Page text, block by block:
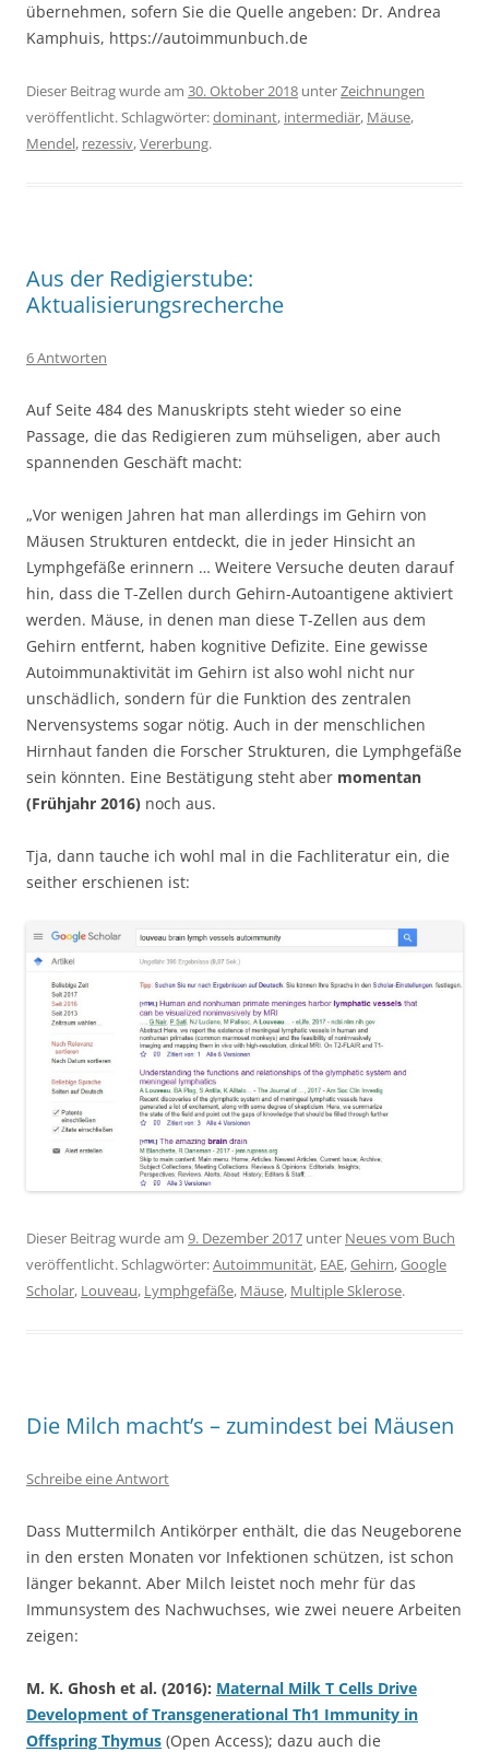
übernehmen, sofern Sie die Quelle angeben: Dr. Andrea
Kamphuis, https://autoimmunbuch.de
Dieser Beitrag wurde am 30. Oktober 2018 unterZeichnungen
veröffentlicht. Schlagwörter:dominant, intermediär, Mäuse,
Mendel, rezessiv,Vererbung.
Aus der Redigierstube:
Aktualisierungsrecherche
6 Antworten
Auf Seite 484 des Manuskripts steht wieder so eine
Passage, die das Redigieren zum mühseligen, aber auch
spannenden Geschäft macht:
„Vor wenigen Jahren hat man allerdings im Gehirn von
Mäusen Strukturen entdeckt, die in jeder Hinsicht an
Lymphgefäße erinnern … Weitere Versuche deuten darauf
hin, dass die T-Zellen durch Gehirn-Autoantigene aktiviert
werden. Mäuse, in denen man diese T-Zellen aus dem
Gehirn entfernt, haben kognitive Defizite. Eine gewisse
Autoimmunaktivität im Gehirn ist also wohl nicht nur
unschädlich, sondern für die Funktion des zentralen
Nervensystems sogar nötig. Auch in der menschlichen
Hirnhaut fanden die Forscher Strukturen, die Lymphgefäße
sein könnten. Eine Bestätigung steht aber momentan
(Frühjahr 2016) noch aus.
Tja, dann tauche ich wohl mal in die Fachliteratur ein, die
seither erschienen ist:
Dieser Beitrag wurde am 9. Dezember 2017 unter Neues vom Buch
veröffentlicht. Schlagwörter:Autoimmunität, EAE,Gehirn,Google
Scholar, Louveau, Lymphgefäße, Mäuse, Multiple Sklerose.
Die Milch macht’s – zumindest bei Mäusen
Schreibe eine Antwort
Dass Muttermilch Antikörper enthält, die das Neugeborene
in den ersten Monaten vor Infektionen schützen, ist schon
länger bekannt. Aber Milch leistet noch mehr für das
Immunsystem des Nachwuchses, wie zwei neuere Arbeiten
zeigen:
M. K. Ghosh et al. (2016): Maternal Milk T Cells Drive
Development of Transgenerational Th1 Immunity in
Offspring Thymus (Open Access); dazu auch die